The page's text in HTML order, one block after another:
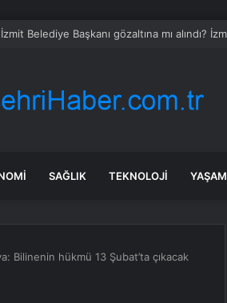
SAĞLIK TEKNOLOJI YAŞAM
Bilinenin hükmü 13 Şubat’ta çıkacak